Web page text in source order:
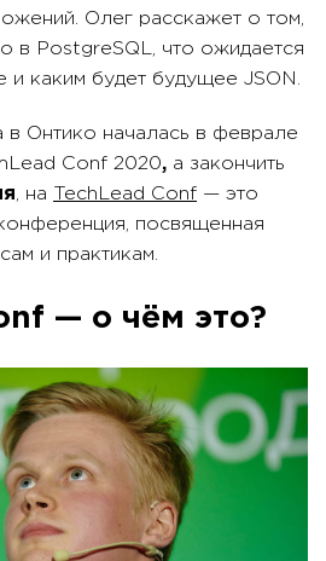
Олег расскажет о том,
в PostgreSQL, что ожидается
каким будет будущее JSON.
в Онтико началась в феврале
Conf 2020, а закончить
, на TechLead Conf — это
посвященная
и практикам.
— о чём это?